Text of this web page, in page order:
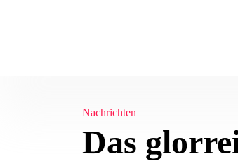
Nachrichten
Das